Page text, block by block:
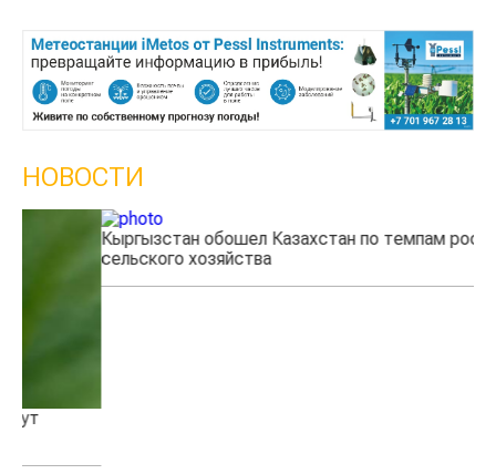
НОВОСТИ
Кыргызстан обошел Казахстан по темпам роста
сельского хозяйства